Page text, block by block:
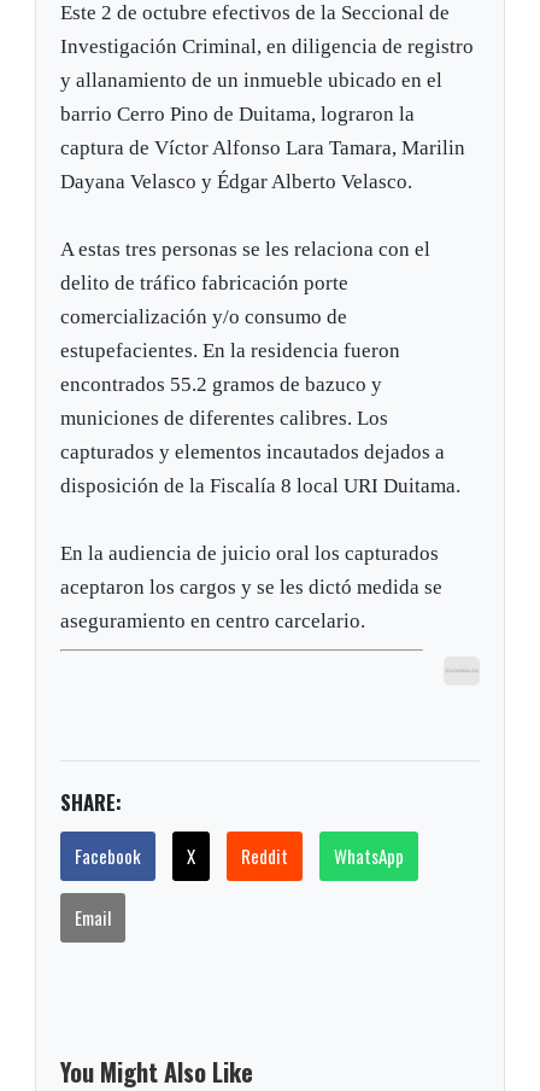
Este 2 de octubre efectivos de la Seccional de
Investigación Criminal, en diligencia de registro
y allanamiento de un inmueble ubicado en el
barrio Cerro Pino de Duitama, lograron la
captura de Víctor Alfonso Lara Tamara, Marilin
Dayana Velasco y Édgar Alberto Velasco.
A estas tres personas se les relaciona con el
delito de tráfico fabricación porte
comercialización y/o consumo de
estupefacientes. En la residencia fueron
encontrados 55.2 gramos de bazuco y
municiones de diferentes calibres. Los
capturados y elementos incautados dejados a
disposición de la Fiscalía 8 local URI Duitama.
En la audiencia de juicio oral los capturados
aceptaron los cargos y se les dictó medida se
aseguramiento en centro carcelario.
SHARE:
Facebook X Reddit WhatsApp
Email
You Might Also Like